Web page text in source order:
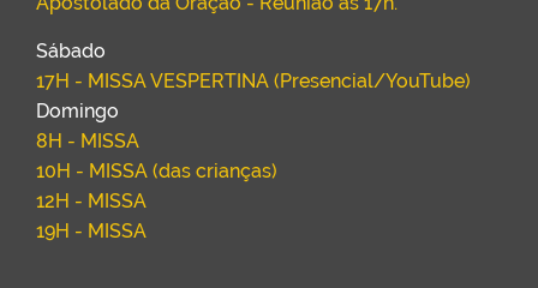
Sábado
17H - MISSA VESPERTINA (Presencial/YouTube)
Domingo
8H - MISSA
10H - MISSA (das crianças)
12H - MISSA
19H - MISSA